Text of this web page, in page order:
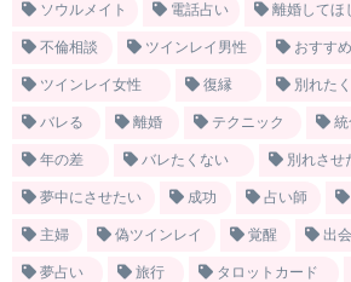
ソウルメイト 電話占い 離婚してほ
不倫相談 ツインレイ男性 おすす
ツインレイ女性 復縁 別れた
バレる 離婚 テクニック 統
年の差 バレたくない 別れさせ
夢中にさせたい 成功 占い師
主婦 偽ツインレイ 覚醒 出
夢占い 旅行 タロットカード